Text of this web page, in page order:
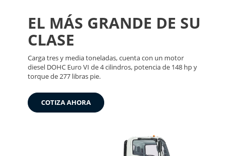
EL MÁS GRANDE DE SU
CLASE
Carga tres y media toneladas, cuenta con un motor
diesel DOHC Euro VI de 4 cilindros, potencia de 148 hp y
torque de 277 libras pie.
COTIZA AHORA